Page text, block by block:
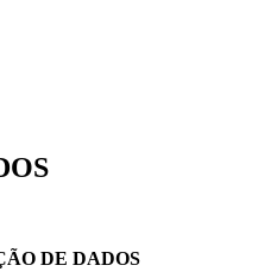
DE DADOS